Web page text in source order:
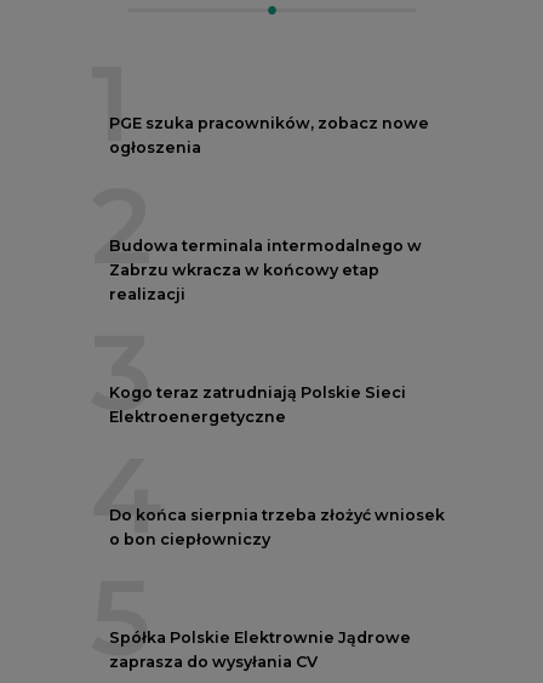
1
PGE szuka pracowników, zobacz nowe
ogłoszenia
2
Budowa terminala intermodalnego w
Zabrzu wkracza w końcowy etap
realizacji
3
Kogo teraz zatrudniają Polskie Sieci
Elektroenergetyczne
4
Do końca sierpnia trzeba złożyć wniosek
o bon ciepłowniczy
5
Spółka Polskie Elektrownie Jądrowe
zaprasza do wysyłania CV